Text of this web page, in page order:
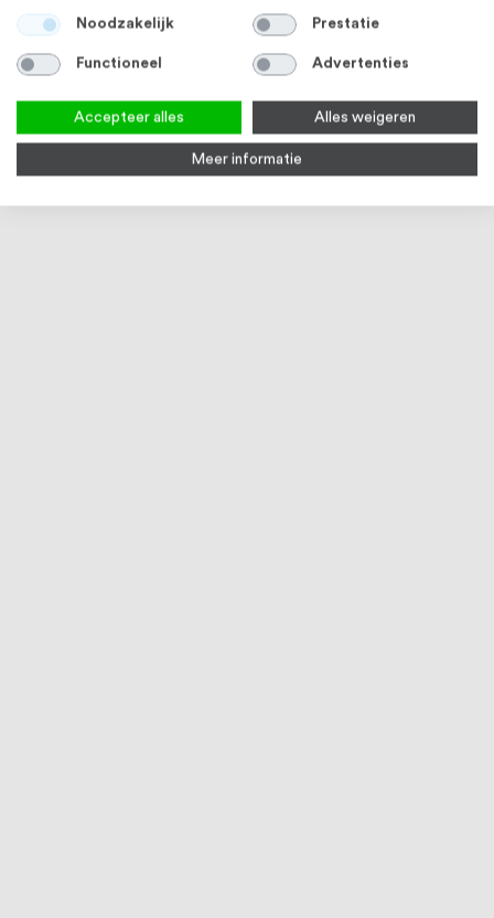
Noodzakelijk Prestatie
Functioneel Advertenties
Accepteer alles Alles weigeren
Meer informatie